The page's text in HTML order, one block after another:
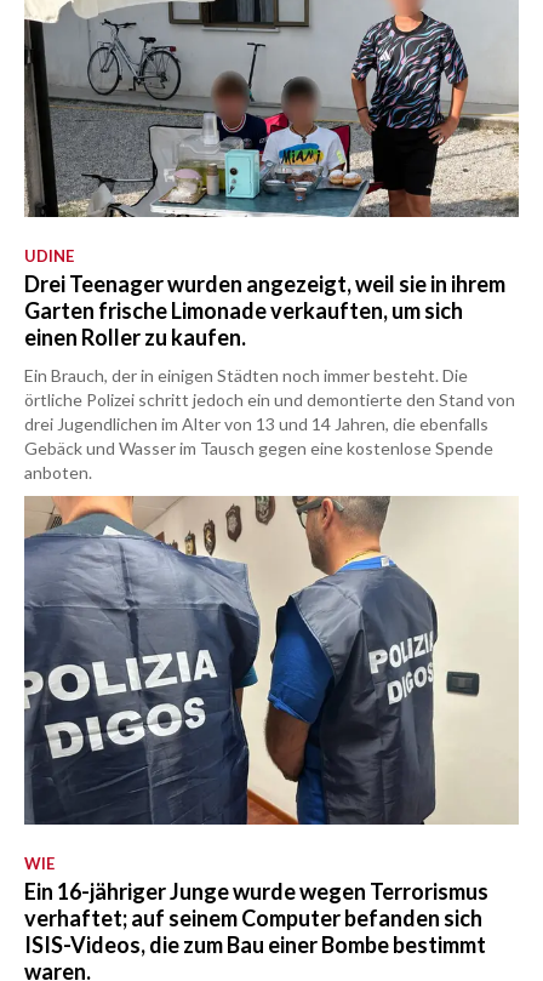
UDINE
Drei Teenager wurden angezeigt, weil sie in ihrem
Garten frische Limonade verkauften, um sich
einen Roller zu kaufen.
Ein Brauch, der in einigen Städten noch immer besteht. Die
örtliche Polizei schritt jedoch ein und demontierte den Stand von
drei Jugendlichen im Alter von 13 und 14 Jahren, die ebenfalls
Gebäck und Wasser im Tausch gegen eine kostenlose Spende
anboten.
WIE
Ein 16-jähriger Junge wurde wegen Terrorismus
verhaftet; auf seinem Computer befanden sich
ISIS-Videos, die zum Bau einer Bombe bestimmt
waren.